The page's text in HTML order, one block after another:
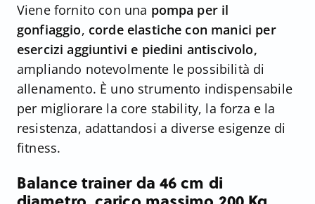
Viene fornito con una pompa per il
gonfiaggio, corde elastiche con manici per
esercizi aggiuntivi e piedini antiscivolo,
ampliando notevolmente le possibilità di
allenamento. È uno strumento indispensabile
per migliorare la core stability, la forza e la
resistenza, adattandosi a diverse esigenze di
fitness.
Balance trainer da 46 cm di